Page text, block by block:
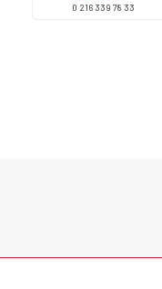
0 216 339 78 33